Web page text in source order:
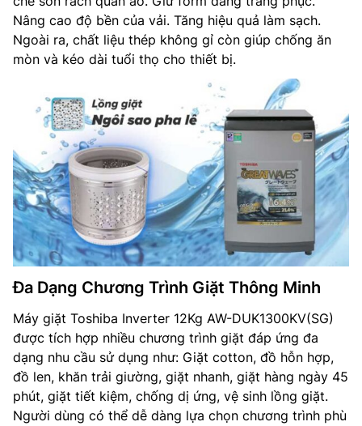
Nâng cao độ bền của vải. Tăng hiệu quả làm sạch.
Ngoài ra, chất liệu thép không gỉ còn giúp chống ăn
mòn và kéo dài tuổi thọ cho thiết bị.
Đa Dạng Chương Trình Giặt Thông Minh
Máy giặt Toshiba Inverter 12Kg AW-DUK1300KV(SG)
được tích hợp nhiều chương trình giặt đáp ứng đa
dạng nhu cầu sử dụng như: Giặt cotton, đồ hỗn hợp,
đồ len, khăn trải giường, giặt nhanh, giặt hàng ngày 45
phút, giặt tiết kiệm, chống dị ứng, vệ sinh lồng giặt.
Người dùng có thể dễ dàng lựa chọn chương trình phù